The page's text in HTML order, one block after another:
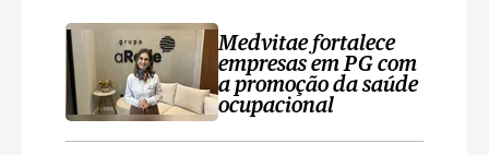
Medvitae fortalece
empresas em PG com
a promoção da saúde
ocupacional